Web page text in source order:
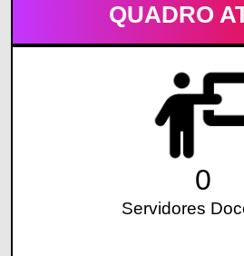
QUADRO
0
Servidores